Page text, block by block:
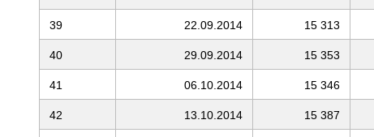
39 22.09.2014 15 313
40 29.09.2014 15 353
41 06.10.2014 15 346
42 13.10.2014 15 387